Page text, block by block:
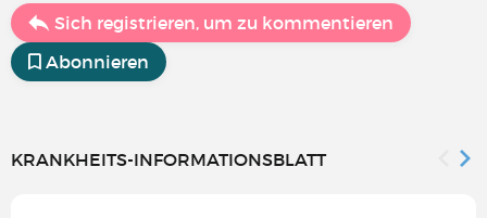
Sich registrieren, um zu kommentieren
Abonnieren
KRANKHEITS-INFORMATIONSBLATT